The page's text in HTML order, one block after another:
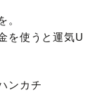
。
を使うと運気U
ンカチ